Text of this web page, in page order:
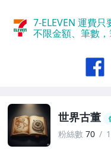
7-ELEVEN 運費只
不限金額、筆數
世界古董
粉絲數 70